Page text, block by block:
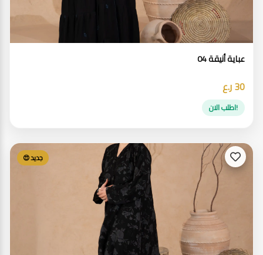
عباية أنيقة 04
30 ر.ع
!اطلب الان
جديد 😍